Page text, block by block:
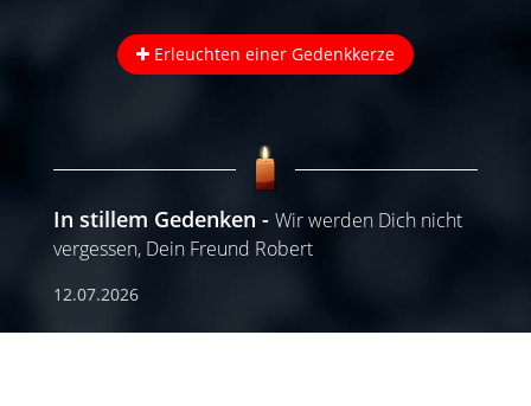
Erleuchten einer Gedenkkerze
In stillem Gedenken
Wir werden Dich nicht
vergessen, Dein Freund Robert
12.07.2026